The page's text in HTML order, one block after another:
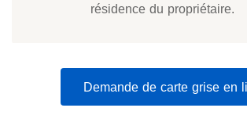
résidence du propriétaire.
Demande de carte grise en